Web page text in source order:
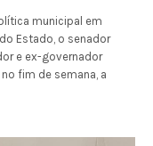
municipal em
Estado, o senador
e ex-governador
fim de semana, a